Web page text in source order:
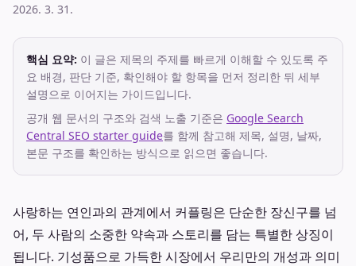
2026. 3. 31.
핵심 요약: 이 글은 제목의 주제를 빠르게 이해할 수 있도록 주
요 배경, 판단 기준, 확인해야 할 항목을 먼저 정리한 뒤 세부
설명으로 이어지는 가이드입니다.
공개 웹 문서의 구조와 검색 노출 기준은 Google Search
Central SEO starter guide를 함께 참고해 제목, 설명, 날짜,
본문 구조를 확인하는 방식으로 읽으면 좋습니다.
사랑하는 연인과의 관계에서 커플링은 단순한 장신구를 넘
어, 두 사람의 소중한 약속과 스토리를 담는 특별한 상징이
됩니다. 기성품으로 가득한 시장에서 우리만의 개성과 의미